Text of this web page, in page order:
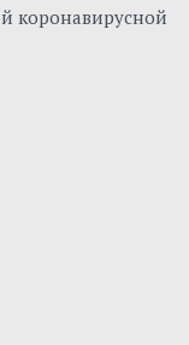
коронавирусной